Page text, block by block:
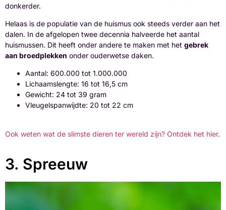
donkerder.
Helaas is de populatie van de huismus ook steeds verder aan het
dalen. In de afgelopen twee decennia halveerde het aantal
huismussen. Dit heeft onder andere te maken met het gebrek
aan broedplekken onder ouderwetse daken.
Aantal: 600.000 tot 1.000.000
Lichaamslengte: 16 tot 16,5 cm
Gewicht: 24 tot 39 gram
Vleugelspanwijdte: 20 tot 22 cm
Ook weten wat de slimste dieren ter wereld zijn? Ontdek het hier.
3. Spreeuw